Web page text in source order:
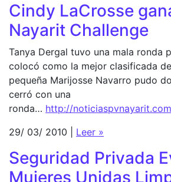
Cindy LaCrosse
Nayarit Challenge
Tanya Dergal tuvo una mala ronda
colocó como la mejor clasificada
pequeña Marijosse Navarro pudo
cerró con una
ronda… http://
29/ 03/ 2010 | Leer »
Seguridad Privada
Mujeres Unidas